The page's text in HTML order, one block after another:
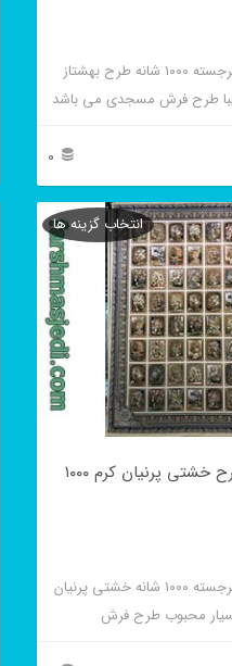
فرش ماشینی گل برجسته ۱۰۰۰ شانه طرح بهشتاز
طرح فرش مسجدی می باشد
0
فرش ماشینی طرح خشتی پرنیان کرم ۱۰۰۰
فرش ماشینی گل برجسته ۱۰۰۰ شانه خشتی پرنیان
محبوب طرح فرش
انتخاب گزینه ها